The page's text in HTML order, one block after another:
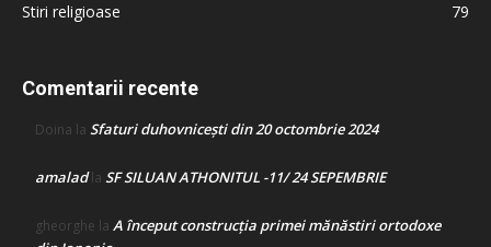
Stiri religioase
79
Comentarii recente
Doina la Sfaturi duhovnicești din 20 octombrie 2024
amaladla SF SILUAN ATHONITUL -11/ 24 SEPEMBRIE
gheorghe la A început construcţia primei mănăstiri ortodoxe